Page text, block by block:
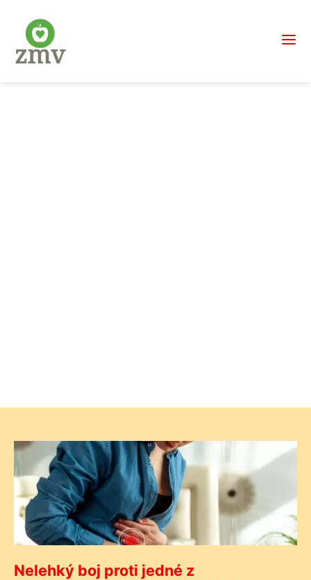
Nelehký boj proti jedné z